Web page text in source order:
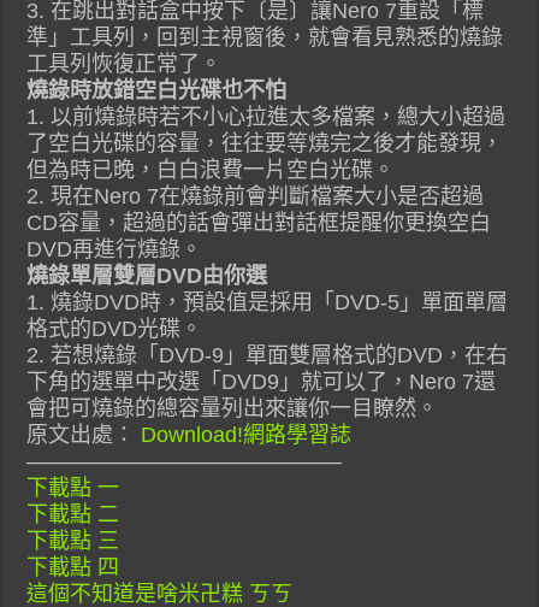
3. 在跳出對話盒中按下〔是〕讓Nero 7重設「標
準」工具列，回到主視窗後，就會看見熟悉的燒錄
工具列恢復正常了。
燒錄時放錯空白光碟也不怕
1. 以前燒錄時若不小心拉進太多檔案，總大小超過
了空白光碟的容量，往往要等燒完之後才能發現，
但為時已晚，白白浪費一片空白光碟。
2. 現在Nero 7在燒錄前會判斷檔案大小是否超過
CD容量，超過的話會彈出對話框提醒你更換空白
DVD再進行燒錄。
燒錄單層雙層DVD由你選
1. 燒錄DVD時，預設值是採用「DVD-5」單面單層
格式的DVD光碟。
2. 若想燒錄「DVD-9」單面雙層格式的DVD，在右
下角的選單中改選「DVD9」就可以了，Nero 7還
會把可燒錄的總容量列出來讓你一目瞭然。
原文出處： Download!網路學習誌
——————————————–
下載點 一
下載點 二
下載點 三
下載點 四
這個不知道是啥米卍糕 ㄎㄎ